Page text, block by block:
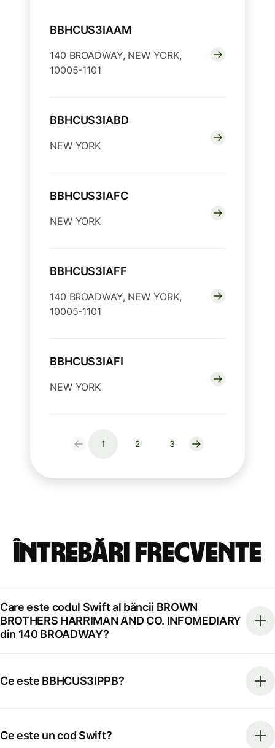
BBHCUS3IAAM
140 BROADWAY, NEW YORK,
10005-1101
BBHCUS3IABD
NEW YORK
BBHCUS3IAFC
NEW YORK
BBHCUS3IAFF
140 BROADWAY, NEW YORK,
10005-1101
BBHCUS3IAFI
NEW YORK
1 2 3
Întrebări frecvente
Care este codul Swift al băncii BROWN
BROTHERS HARRIMAN AND CO. INFOMEDIARY
din 140 BROADWAY?
Ce este BBHCUS3IPPB?
Ce este un cod Swift?